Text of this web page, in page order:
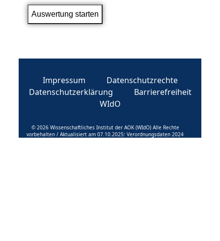
Impressum
Datenschutzrechte
Datenschutzerklärung
Barrierefreiheit
WIdO
© 2026 Wissenschaftliches Institut der AOK (WIdO) Alle Rechte
vorbehalten / Aktualisiert am 07.10.2025: Verordnungsdaten 2024